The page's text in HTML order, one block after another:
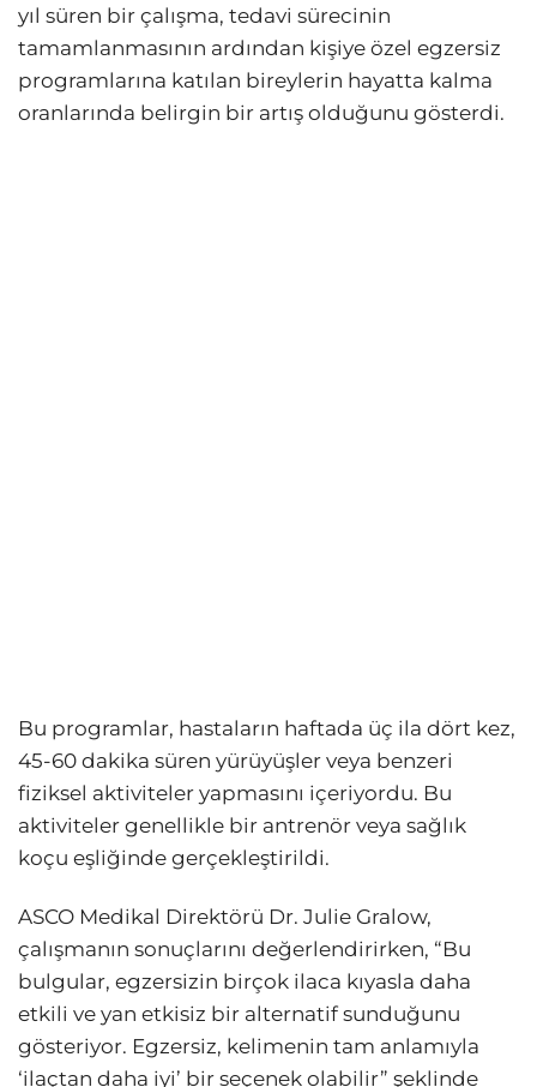
yıl süren bir çalışma, tedavi sürecinin
tamamlanmasının ardından kişiye özel egzersiz
programlarına katılan bireylerin hayatta kalma
oranlarında belirgin bir artış olduğunu gösterdi.
Bu programlar, hastaların haftada üç ila dört kez,
45-60 dakika süren yürüyüşler veya benzeri
fiziksel aktiviteler yapmasını içeriyordu. Bu
aktiviteler genellikle bir antrenör veya sağlık
koçu eşliğinde gerçekleştirildi.
ASCO Medikal Direktörü Dr. Julie Gralow,
çalışmanın sonuçlarını değerlendirirken, “Bu
bulgular, egzersizin birçok ilaca kıyasla daha
etkili ve yan etkisiz bir alternatif sunduğunu
gösteriyor. Egzersiz, kelimenin tam anlamıyla
‘ilaçtan daha iyi’ bir seçenek olabilir” şeklinde